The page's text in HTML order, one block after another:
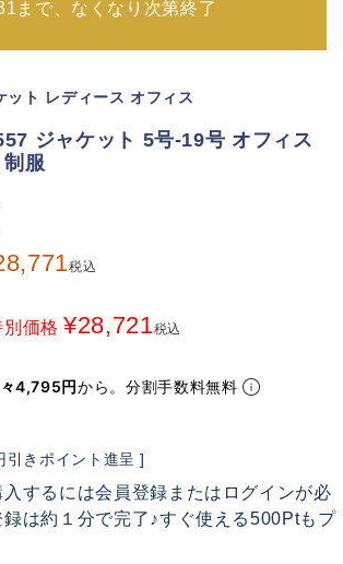
まで、なくなり次第終了
ット レディース オフィス
ジャケット 5号-19号 オフィス
制服
税込
価格 ¥28,721税込
々4,795円から。分割手数料無料
引きポイント進呈 ]
するには会員登録またはログインが必
は約１分で完了♪すぐ使える500Ptもプ